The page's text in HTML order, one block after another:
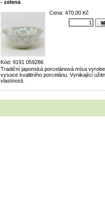
- zelená
Kód: 9191 059286
Cena: 470.00 Kč
Tradiční japonská porcelánová mísa
vysoce kvalitního porcelánu. Vynikající
vlastnosti.